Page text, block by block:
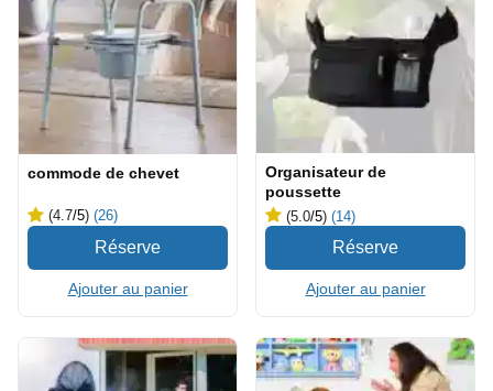
commode de chevet
(4.7/5) (26)
Ajouter au panier
Organisateur de
poussette
(5.0/5) (14)
Ajouter au panier